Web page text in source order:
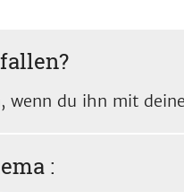
wenn du ihn mit
: